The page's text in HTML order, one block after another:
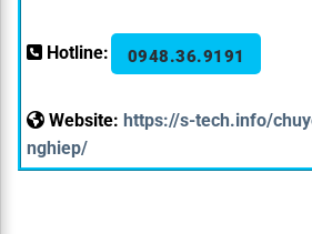
Hotline: 0948.36.9191
Website: https://s-tech.info/
nghiep/